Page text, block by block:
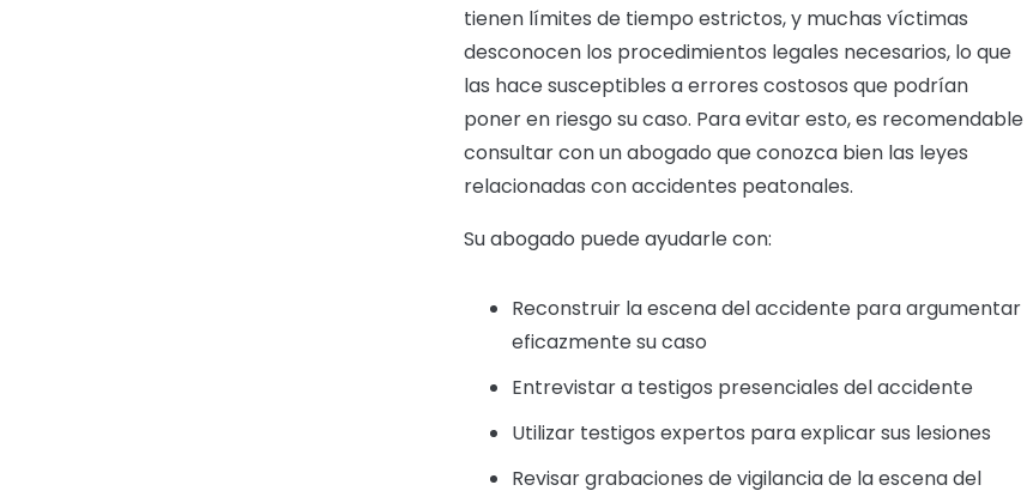
tienen límites de tiempo estrictos, y muchas víctimas
desconocen los procedimientos legales necesarios, lo que
las hace susceptibles a errores costosos que podrían
poner en riesgo su caso. Para evitar esto, es recomendable
consultar con un abogado que conozca bien las leyes
relacionadas con accidentes peatonales.
Su abogado puede ayudarle con:
Reconstruir la escena del accidente para argumentar
eficazmente su caso
Entrevistar a testigos presenciales del accidente
Utilizar testigos expertos para explicar sus lesiones
Revisar grabaciones de vigilancia de la escena del